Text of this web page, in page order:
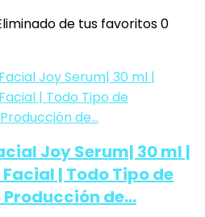
de tus favoritos0
Joy Serum| 30 ml |
| Todo Tipo de
Producción de…